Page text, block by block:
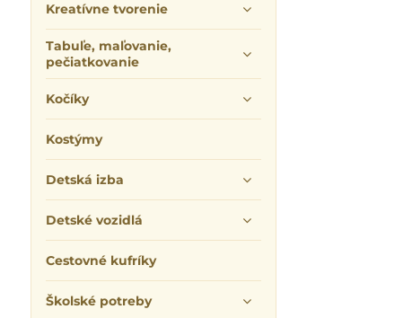
Kreatívne tvorenie
Tabuľe, maľovanie,
pečiatkovanie
Kočíky
Kostýmy
Detská izba
Detské vozidlá
Cestovné kufríky
Školské potreby